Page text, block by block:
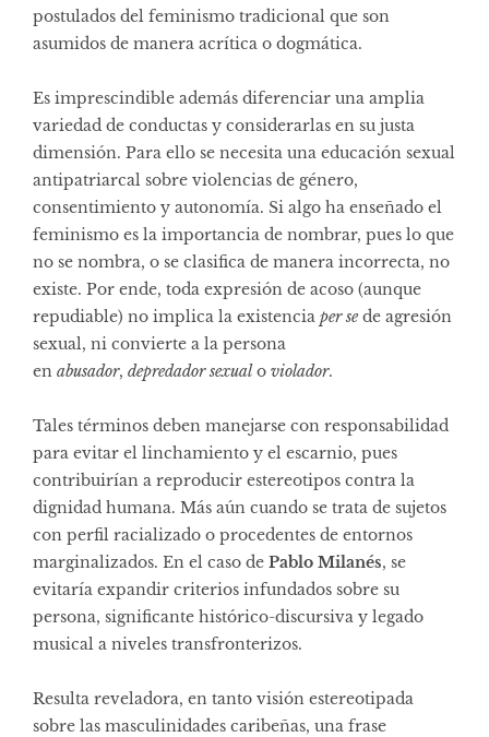
postulados del feminismo tradicional que son
asumidos de manera acrítica o dogmática.
Es imprescindible además diferenciar una amplia
variedad de conductas y considerarlas en su justa
dimensión. Para ello se necesita una educación sexual
antipatriarcal sobre violencias de género,
consentimiento y autonomía. Si algo ha enseñado el
feminismo es la importancia de nombrar, pues lo que
no se nombra, o se clasifica de manera incorrecta, no
existe. Por ende, toda expresión de acoso (aunque
repudiable) no implica la existencia per sede agresión
sexual, ni convierte a la persona
en abusador, depredador sexualo violador.
Tales términos deben manejarse con responsabilidad
para evitar el linchamiento y el escarnio, pues
contribuirían a reproducir estereotipos contra la
dignidad humana. Más aún cuando se trata de sujetos
con perfil racializado o procedentes de entornos
marginalizados. En el caso de Pablo Milanés, se
evitaría expandir criterios infundados sobre su
persona, significante histórico-discursiva y legado
musical a niveles transfronterizos.
Resulta reveladora, en tanto visión estereotipada
sobre las masculinidades caribeñas, una frase